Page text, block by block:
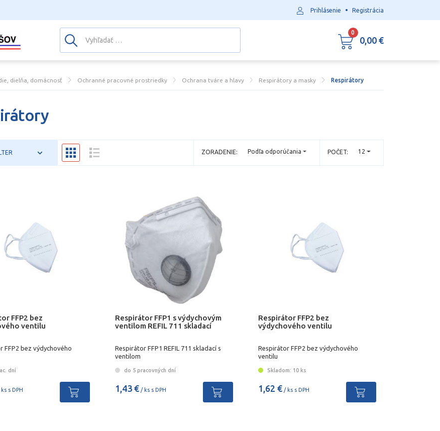
dielňa, domácnosť Ochranné pracovné prostriedky Ochrana tváre a hlavy Respirátory a masky Respirátory
POČET: 12
ZORADENIE: Podľa odporúčania
FFP2 bez
ventilu
FFP2 bez výdychového
dní
ks s DPH
Respirátor FFP1 s výdychovým
ventilom REFIL 711 skladací
Respirátor FFP1 REFIL 711 skladací s
ventilom
do 5 pracovných dní
1,43 €/ ks s DPH
Respirátor FFP2 bez
výdychového ventilu
Respirátor FFP2 bez výdychového
ventilu
Skladom: 10 ks
1,62 €/ ks s DPH
Prihlásenie • Registrácia
0
0,00 €